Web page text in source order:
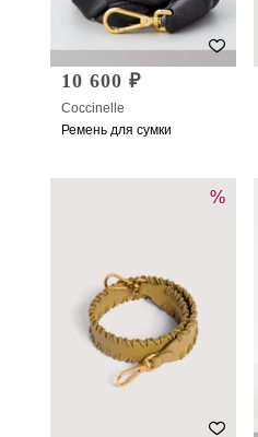
10 600 ₽
Coccinelle
Ремень для сумки
%